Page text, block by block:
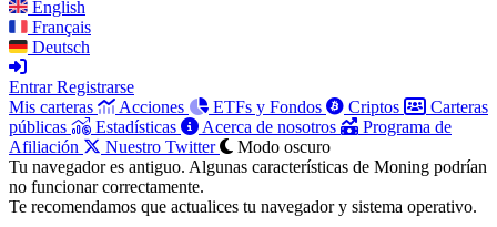
English
Français
Deutsch
Entrar Registrarse
Mis carteras
Acciones ETFs y Fondos Criptos
Carteras
públicas
Estadísticas Acerca de nosotros
Programa de
Afiliación
Nuestro Twitter
Modo oscuro
Tu navegador es antiguo. Algunas características de Moning podrían
no funcionar correctamente.
Te recomendamos que actualices tu navegador y sistema operativo.